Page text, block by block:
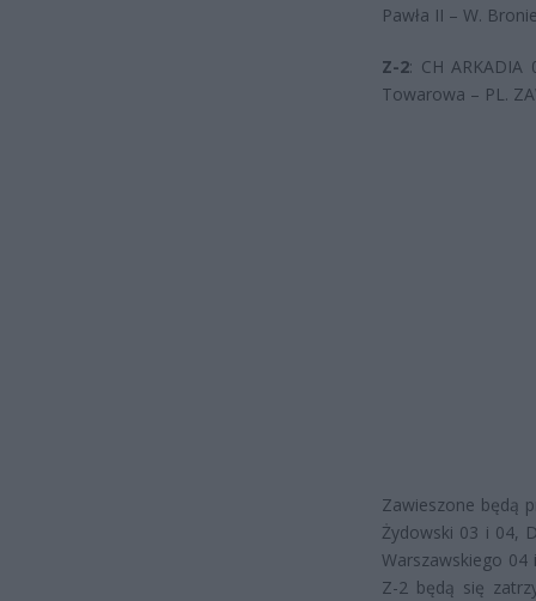
Pawła II – W.
Z-2: CH
Towarowa – PL.
Zawieszone będą
Żydowski 03 i 04,
Warszawskiego
Z-2 będą się